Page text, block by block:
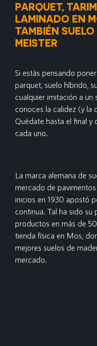
PARQUET,
LAMINADO EN
TAMBIÉN
MEISTER
Si estás pensando
parquet, suelo híbrido,
cualquier imitación a un
conoces la calidez (y la
Quédate hasta el final y
cada uno.
La marca alemana de
mercado de
inicios en 1930 apostó
continua. Tal ha sido su
productos en más de
tienda física en Mos,
mejores suelos de
mercado.